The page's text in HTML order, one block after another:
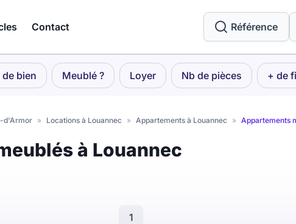
Contact Référence
de bien Meublé ? Loyer Nb de pièces + de
d'Armor » Locations à Louannec » Appartements à Louannec » Appartements
à Louannec
1